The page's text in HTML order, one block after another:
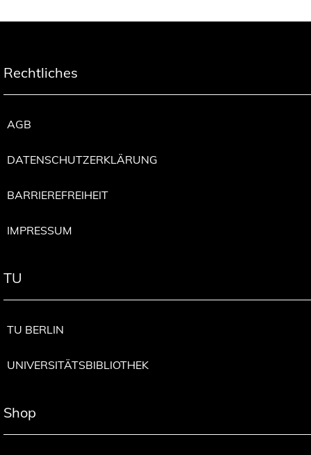
Rechtliches
AGB
DATENSCHUTZERKLÄRUNG
BARRIEREFREIHEIT
IMPRESSUM
TU
TU BERLIN
UNIVERSITÄTSBIBLIOTHEK
Shop